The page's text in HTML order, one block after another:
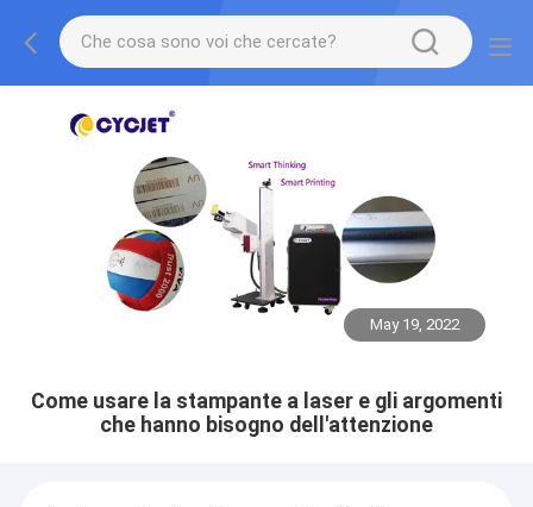
May 19, 2022
Come usare la stampante a laser e gli argomenti
che hanno bisogno dell'attenzione